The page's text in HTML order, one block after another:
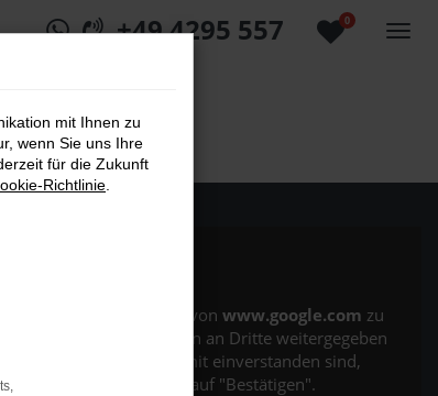
0
+49 4295 557
Es wird versucht, Inhalte von www.google.com zu
laden. Dabei können Daten an Dritte weitergegeben
werden. Wenn Sie damit einverstanden sind,
klicken Sie bitte auf "Bestätigen".
mit Ihnen zu
wenn Sie uns Ihre
für die Zukunft
Richtlinie